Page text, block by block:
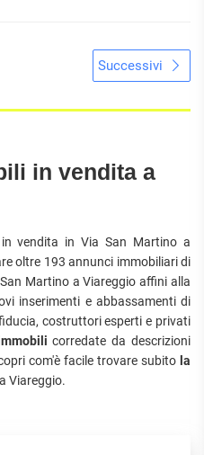
Successivi
in vendita a
vendita in Via San Martino a
oltre 193 annunci immobiliari di
Martino a Viareggio affini alla
inserimenti e abbassamenti di
costruttori esperti e privati
corredate da descrizioni
com'è facile trovare subito la
Viareggio.